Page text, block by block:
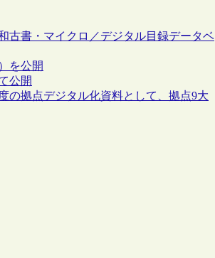
古書・マイクロ／デジタル目録データベ
を公開
公開
の拠点デジタル化資料として、拠点9大